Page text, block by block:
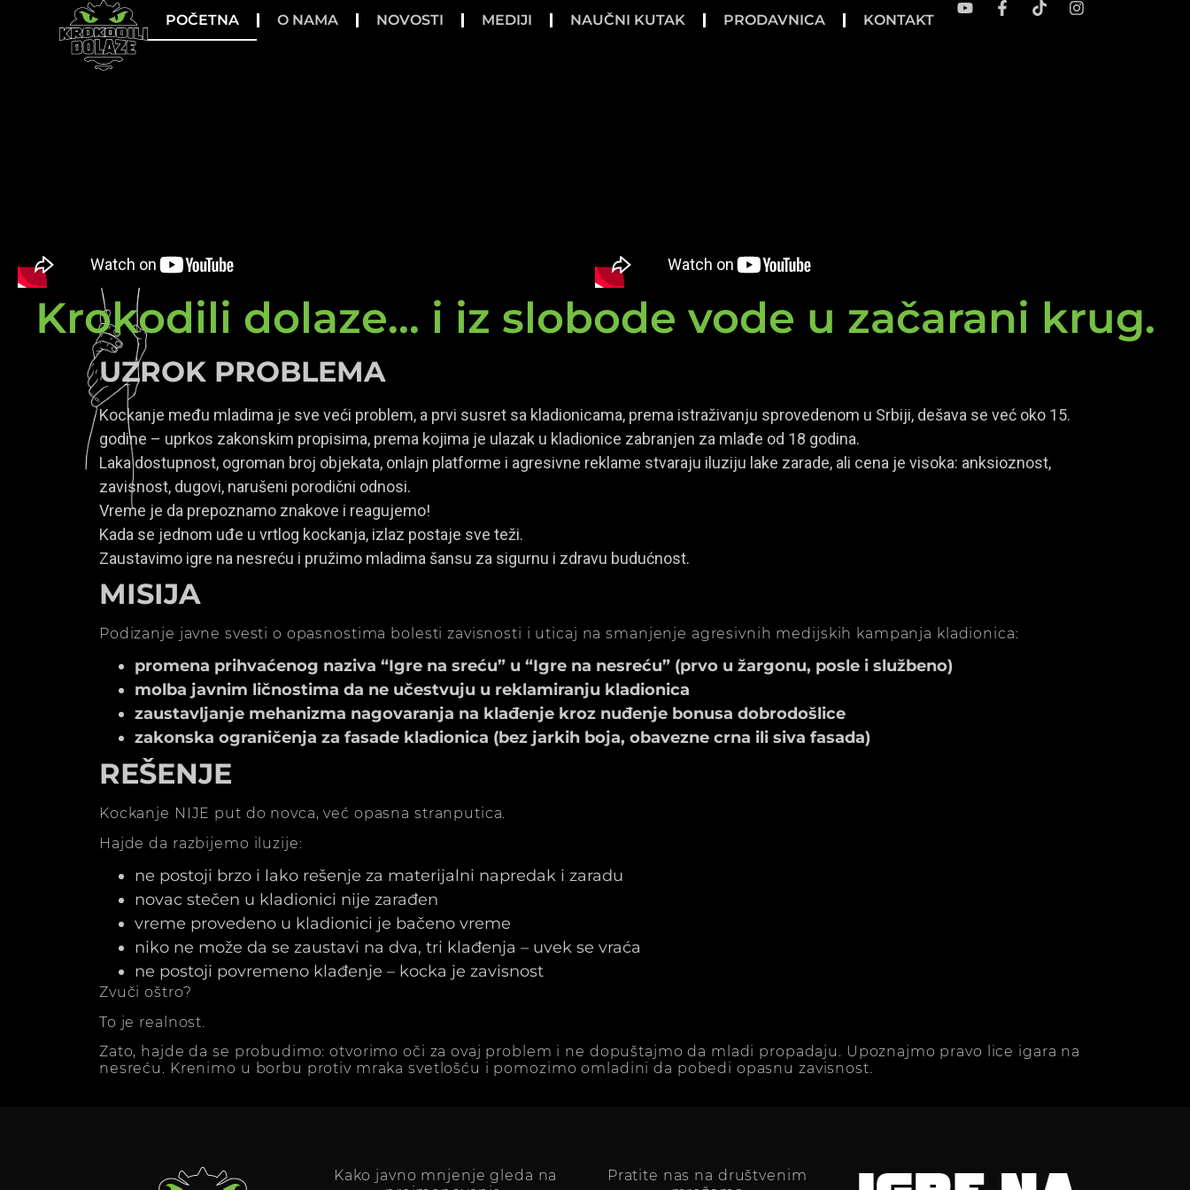
POČETNA O NAMA NOVOSTI MEDIJI NAUČNI KUTAK PRODAVNICA KONTAKT
Krokodili dolaze... i iz slobode vode u začarani krug.
UZROK PROBLEMA
Kockanje među mladima je sve veći problem, a prvi susret sa kladionicama, prema istraživanju sprovedenom u Srbiji, dešava se već oko 15.
godine – uprkos zakonskim propisima, prema kojima je ulazak u kladionice zabranjen za mlađe od 18 godina.
Laka dostupnost, ogroman broj objekata, onlajn platforme i agresivne reklame stvaraju iluziju lake zarade, ali cena je visoka: anksioznost,
zavisnost, dugovi, narušeni porodični odnosi.
Vreme je da prepoznamo znakove i reagujemo!
Kada se jednom uđe u vrtlog kockanja, izlaz postaje sve teži.
Zaustavimo igre na nesreću i pružimo mladima šansu za sigurnu i zdravu budućnost.
MISIJA
Podizanje javne svesti o opasnostima bolesti zavisnosti i uticaj na smanjenje agresivnih medijskih kampanja kladionica:
promena prihvaćenog naziva “Igre na sreću” u “Igre na nesreću” (prvo u žargonu, posle i službeno)
molba javnim ličnostima da ne učestvuju u reklamiranju kladionica
zaustavljanje mehanizma nagovaranja na klađenje kroz nuđenje bonusa dobrodošlice
zakonska ograničenja za fasade kladionica (bez jarkih boja, obavezne crna ili siva fasada)
REŠENJE
Kockanje NIJE put do novca, već opasna stranputica.
Hajde da razbijemo iluzije:
ne postoji brzo i lako rešenje za materijalni napredak i zaradu
novac stečen u kladionici nije zarađen
vreme provedeno u kladionici je bačeno vreme
niko ne može da se zaustavi na dva, tri klađenja – uvek se vraća
ne postoji povremeno klađenje – kocka je zavisnost
Zvuči oštro?
To je realnost.
Zato, hajde da se probudimo: otvorimo oči za ovaj problem i ne dopuštajmo da mladi propadaju. Upoznajmo pravo lice igara na
nesreću. Krenimo u borbu protiv mraka svetlošću i pomozimo omladini da pobedi opasnu zavisnost.
Kako javno mnjenje gleda na
Pratite nas na društvenim